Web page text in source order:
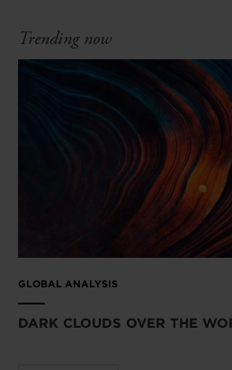
Trending now
GLOBAL ANALYSIS
DARK CLOUDS OVER THE